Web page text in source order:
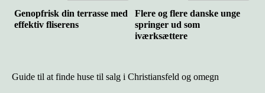
Genopfrisk din terrasse med
effektiv fliserens
Flere og flere danske unge
springer ud som
iværksættere
Guide til at finde huse til salg i Christiansfeld og omegn